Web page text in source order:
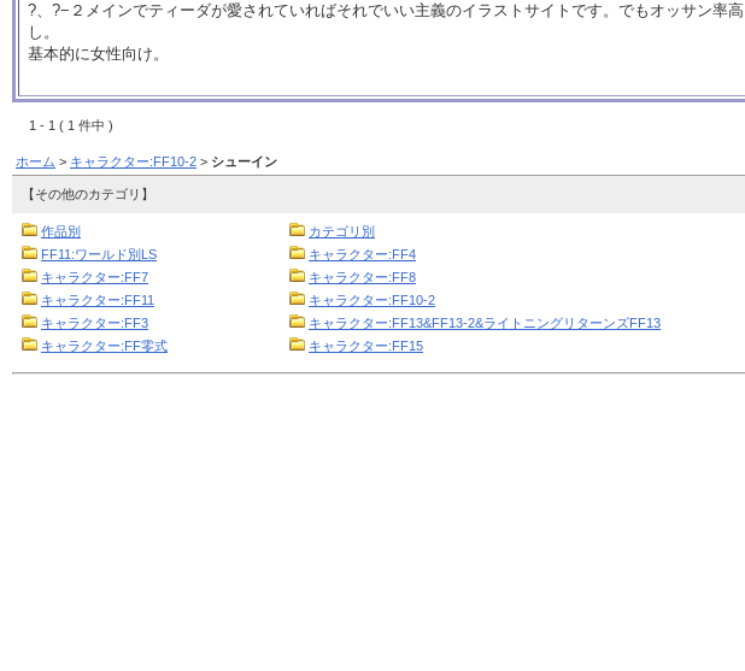
?、?−２メインでティーダが愛されていればそれでいい主義のイラストサイトです。でもオッサン率高
し。
基本的に女性向け。
1 - 1 ( 1 件中 )
ホーム > キャラクター:FF10-2 > シューイン
【その他のカテゴリ】
作品別 カテゴリ別
FF11:ワールド別LS
キャラクター:FF4
キャラクター:FF7
キャラクター:FF8
キャラクター:FF11
キャラクター:FF10-2
キャラクター:FF3
キャラクター:FF13&FF13-2&ライトニングリターンズFF13
キャラクター:FF零式
キャラクター:FF15